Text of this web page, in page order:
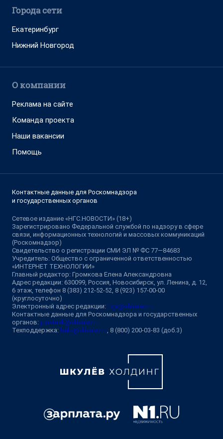
Города сети
Екатеринбург
Нижний Новгород
О компании
Реклама на сайте
Команда проекта
Наши вакансии
Помощь
Контактные данные для Роскомнадзора
и государственных органов
Сетевое издание «НГС.НОВОСТИ» (18+)
Зарегистрировано Федеральной службой по надзору в сфере
связи, информационных технологий и массовых коммуникаций
(Роскомнадзор)
Свидетельство о регистрации СМИ ЭЛ № ФС 77—84683
Учредитель: Общество с ограниченной ответственностью
«ИНТЕРНЕТ ТЕХНОЛОГИИ»
Главный редактор: Громкова Елена Александровна
Адрес редакции: 630099, Россия, Новосибирск, ул. Ленина, д. 12,
6 этаж, телефон 8 (383) 212-52-52, 8 (923) 157-00-00
(круглосуточно)
Электронный адрес редакции: ngs@shkulev.ru
Контактные данные для Роскомнадзора и государственных
органов: juristnsk@shkulev.ru
Техподдержка: help@shkulev.ru, 8 (800) 200-03-83 (доб.3)